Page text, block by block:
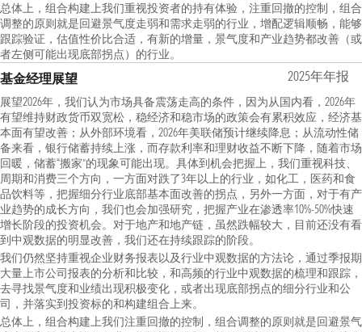
总体上，组合构建上我们重视投资者的持有体验，注重回撤的控制，组合
调整的原则就是回避景气度走弱和需求走弱的行业，增配逻辑顺畅，能够
跟踪验证，估值性价比合适，有新的增量，景气度和产业趋势都改善（或
者左侧可能出现底部拐点）的行业。
基金经理展望 2025年年报
展望2026年，我们认为市场具备震荡走高的条件，因为从国内看，2026年
有望维持财政货币双宽松，稳经济和稳市场的政策会有累积效应，经济基
本面有望改善；从外部环境看，2026年美联储预计继续降息；从流动性储
备来看，银行储蓄持续上涨，而存款利率和理财收益不断下降，随着市场
回暖，储蓄“搬家”的现象可能出现。具体到机会把握上，我们重视科技、
周期和消费三个方向，一方面对跌了3年以上的行业，如化工，医药和食
品饮料等，把握细分行业底部基本面改善的拐点，另外一方面，对于有产
业趋势的成长方向，我们也会加强研究，把握产业在渗透率10%-50%快速
增长阶段的投资机会。对于地产和地产链，虽然跌幅较大，目前还没有看
到中观数据的明显改善，我们还在持续跟踪的阶段。
我们仍然坚持重视企业财务报表以及行业中观数据的方法论，通过季报期
大量上市公司报表的分析和比较，和高频的行业中观数据的梳理和跟踪，
去寻找景气度和业绩出现积极变化，或者出现底部拐点的细分行业和公
司，并落实到投资标的和构建组合上来。
总体上，组合构建上我们注重回撤的控制，组合调整的原则就是回避景气